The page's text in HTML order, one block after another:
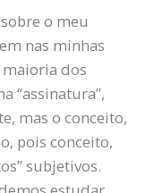
o meu
nas minhas
maioria dos
“assinatura”,
mas o conceito,
pois conceito,
subjetivos.